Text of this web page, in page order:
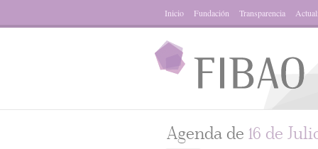
Inicio Fundación Transparencia
Agenda de 16 de